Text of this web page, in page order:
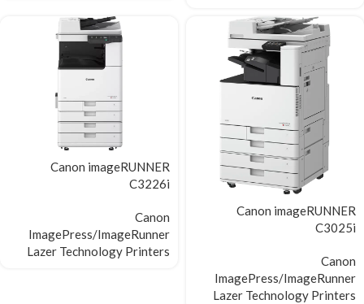
Canon imageRUNNER
C3025i
Canon
ImagePress/ImageRunner
Lazer Technology Printers
Canon imageRUNNER
C3226i
Canon
ImagePress/ImageRunner
Lazer Technology Printers